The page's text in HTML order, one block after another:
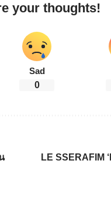
your thoughts!
Sad
0
LE SSERAFIM